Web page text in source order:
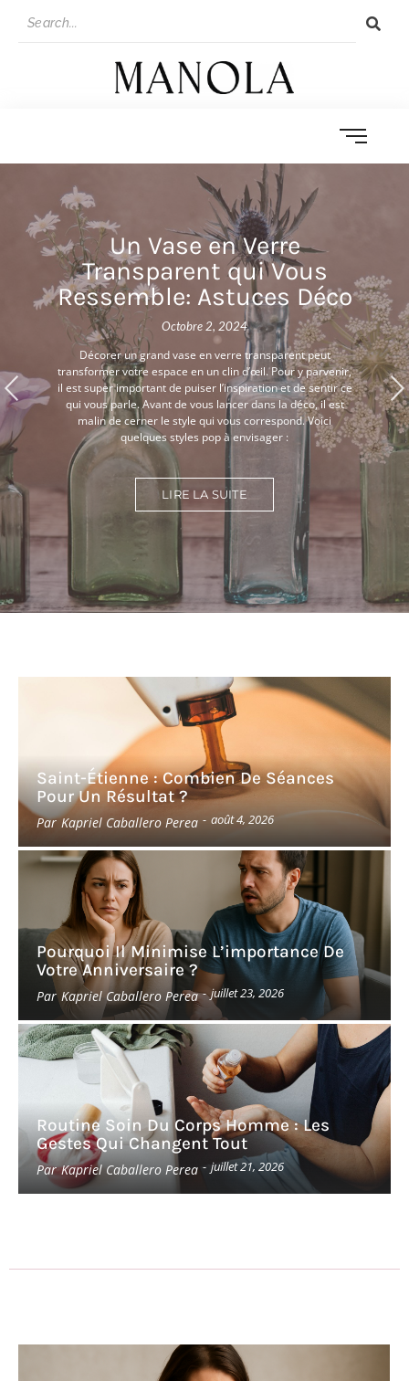
Un Vase en Verre
Transparent qui Vous
Ressemble: Astuces Déco
Octobre 2, 2024
Décorer un grand vase en verre transparent peut
transformer votre espace en un clin d’œil. Pour y parvenir,
il est super important de puiser l’inspiration et de sentir ce
qui vous parle. Avant de vous lancer dans la déco, il est
malin de cerner le style qui vous correspond. Voici
quelques styles pop à envisager :
LIRE LA SUITE
Saint-Étienne : Combien De Séances
Pour Un Résultat ?
Par Kapriel Caballero Perea - août 4, 2026
Pourquoi Il Minimise L’importance De
Votre Anniversaire ?
Par Kapriel Caballero Perea - juillet 23, 2026
Routine Soin Du Corps Homme : Les
Gestes Qui Changent Tout
Par Kapriel Caballero Perea - juillet 21, 2026